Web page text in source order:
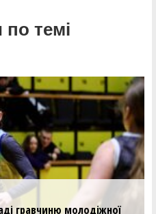
темі
гравчиню молодіжної